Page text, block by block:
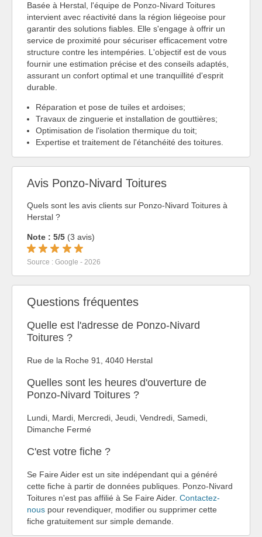
Basée à Herstal, l'équipe de Ponzo-Nivard Toitures
intervient avec réactivité dans la région liégeoise pour
garantir des solutions fiables. Elle s'engage à offrir un
service de proximité pour sécuriser efficacement votre
structure contre les intempéries. L'objectif est de vous
fournir une estimation précise et des conseils adaptés,
assurant un confort optimal et une tranquillité d'esprit
durable.
Réparation et pose de tuiles et ardoises;
Travaux de zinguerie et installation de gouttières;
Optimisation de l'isolation thermique du toit;
Expertise et traitement de l'étanchéité des toitures.
Avis Ponzo-Nivard Toitures
Quels sont les avis clients sur Ponzo-Nivard Toitures à
Herstal ?
Note : 5/5 (3 avis)
Source : Google - 2026
Questions fréquentes
Quelle est l'adresse de Ponzo-Nivard
Toitures ?
Rue de la Roche 91, 4040 Herstal
Quelles sont les heures d'ouverture de
Ponzo-Nivard Toitures ?
Lundi, Mardi, Mercredi, Jeudi, Vendredi, Samedi,
Dimanche Fermé
C'est votre fiche ?
Se Faire Aider est un site indépendant qui a généré
cette fiche à partir de données publiques. Ponzo-Nivard
Toitures n'est pas affilié à Se Faire Aider. Contactez-
nous pour revendiquer, modifier ou supprimer cette
fiche gratuitement sur simple demande.